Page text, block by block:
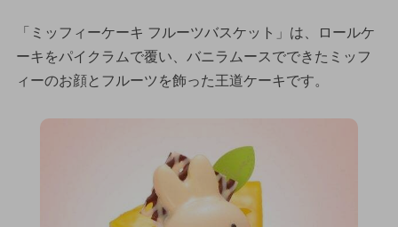
「ミッフィーケーキ フルーツバスケット」は、ロールケ
ーキをパイクラムで覆い、バニラムースでできたミッフ
ィーのお顔とフルーツを飾った王道ケーキです。